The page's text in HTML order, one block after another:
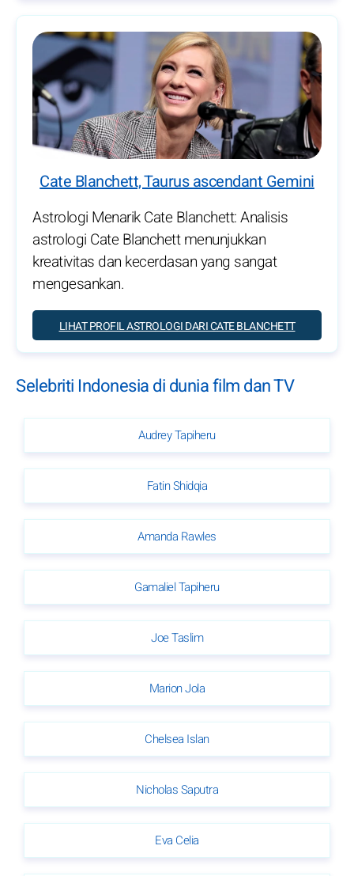
Cate Blanchett, Taurus ascendant Gemini
Astrologi Menarik Cate Blanchett: Analisis
astrologi Cate Blanchett menunjukkan
kreativitas dan kecerdasan yang sangat
mengesankan.
LIHAT PROFIL ASTROLOGI DARI CATE BLANCHETT
Selebriti Indonesia di dunia film dan TV
Audrey Tapiheru
Fatin Shidqia
Amanda Rawles
Gamaliel Tapiheru
Joe Taslim
Marion Jola
Chelsea Islan
Nicholas Saputra
Eva Celia